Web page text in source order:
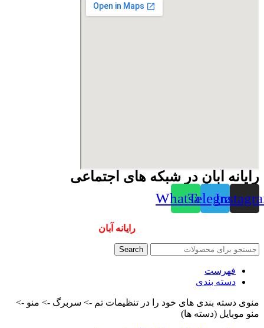
رایانه آبان در شبکه های اجتماعی
Telegram
Whatsapp
رایانه آبان
Search
فهرست
دسته بندی
منوی دسته بندی های خود را در تنظیمات تم -> سربرگ -> منو ->
منو موبایل (دسته ها)